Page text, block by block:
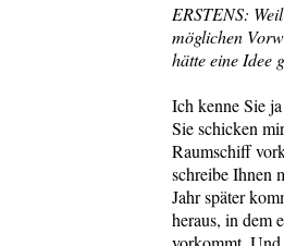
ERSTENS:
möglichen
hätte eine Idee
Ich kenne Sie
Sie schicken
Raumschiff
schreibe Ihnen
Jahr später
heraus, in dem